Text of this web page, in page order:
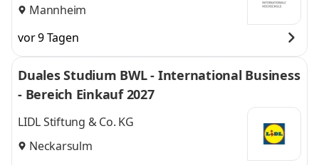
Mannheim
vor 9 Tagen
Duales Studium BWL - International Business
- Bereich Einkauf 2027
LIDL Stiftung & Co. KG
Neckarsulm